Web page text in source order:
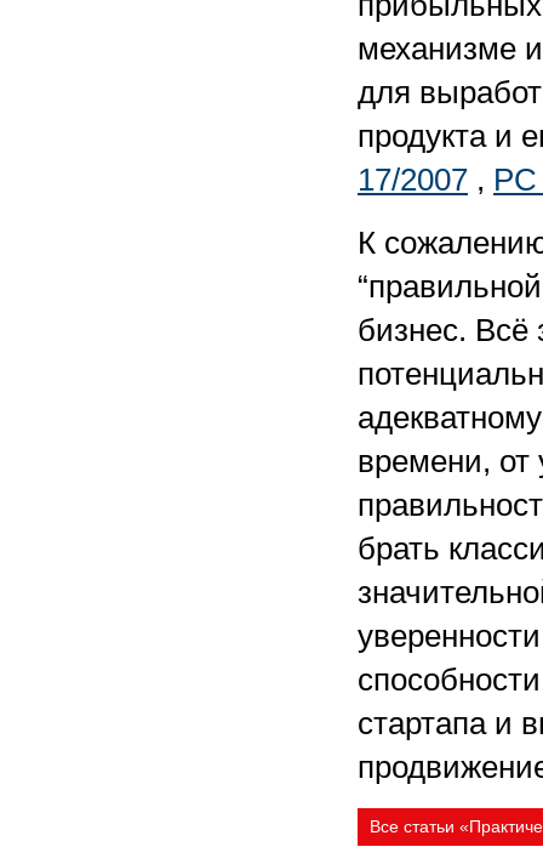
механизме
для
продукта и
17/2007 ,
К
бизнес. Всё
времени, от
брать
стартапа и
Все статьи